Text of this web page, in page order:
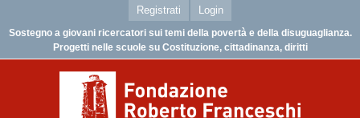
Registrati Login
Sostegno a giovani ricercatori sui temi della povertà e della disuguaglianza.
Progetti nelle scuole su Costituzione, cittadinanza, diritti